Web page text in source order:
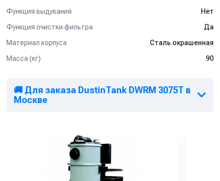
Функция выдувания
Нет
Функция очистки фильтра
Да
Материал корпуса
Сталь окрашенная
Масса (кг)
90
🚚 Для заказа DustinTank DWRM 3075T в
Москве